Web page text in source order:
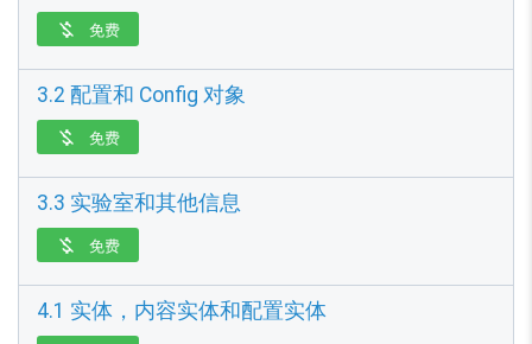
 免费
3.2 配置和 Config 对象
 免费
3.3 实验室和其他信息
 免费
4.1 实体，内容实体和配置实体